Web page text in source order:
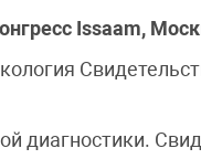
Issaam,
диагностики.